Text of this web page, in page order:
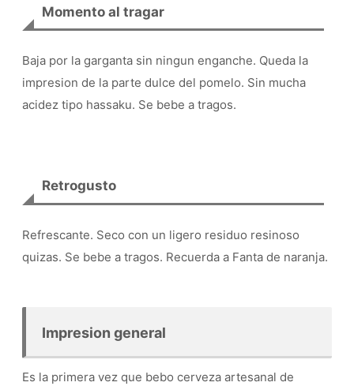
Momento al tragar
Baja por la garganta sin ningun enganche. Queda la
impresion de la parte dulce del pomelo. Sin mucha
acidez tipo hassaku. Se bebe a tragos.
Retrogusto
Refrescante. Seco con un ligero residuo resinoso
quizas. Se bebe a tragos. Recuerda a Fanta de naranja.
Impresion general
Es la primera vez que bebo cerveza artesanal de